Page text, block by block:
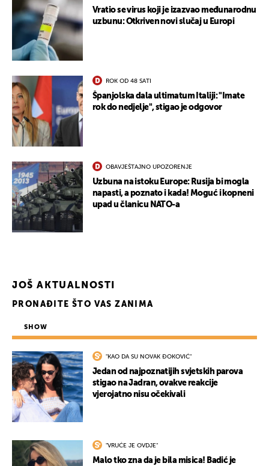
Vratio se virus koji je izazvao međunarodnu
uzbunu: Otkriven novi slučaj u Europi
ROK OD 48 SATI
Španjolska dala ultimatum Italiji: "Imate
rok do nedjelje", stigao je odgovor
OBAVJEŠTAJNO UPOZORENJE
Uzbuna na istoku Europe: Rusija bi mogla
napasti, a poznato i kada! Moguć i kopneni
upad u članicu NATO-a
JOŠ AKTUALNOSTI
PRONAĐITE ŠTO VAS ZANIMA
SHOW
"KAO DA SU NOVAK ĐOKOVIĆ"
Jedan od najpoznatijih svjetskih parova
stigao na Jadran, ovakve reakcije
vjerojatno nisu očekivali
"VRUĆE JE OVDJE"
Malo tko zna da je bila misica! Badić je
UKLJUČITE NOTIFIKACIJE